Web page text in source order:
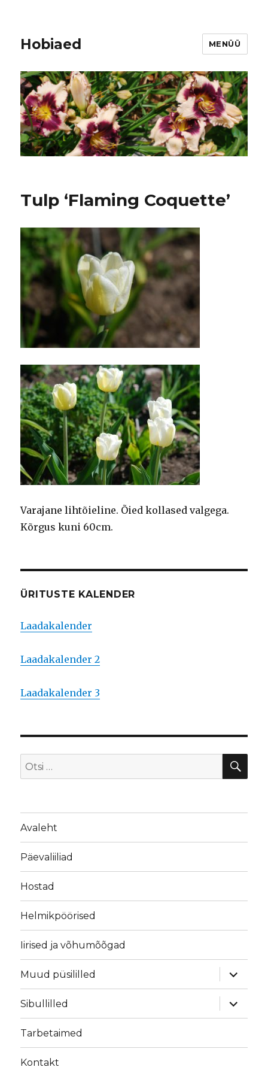
Hobiaed MENÜÜ
Tulp ‘Flaming Coquette’
Varajane lihtõieline. Õied kollased valgega.
Kõrgus kuni 60cm.
ÜRITUSTE KALENDER
Laadakalender
Laadakalender 2
Laadakalender 3
Otsi:
Avaleht
Päevaliiliad
Hostad
Helmikpöörised
Iirised ja võhumõõgad
Muud püsililled
laienda
Sibullilled
laienda
Tarbetaimed
Kontakt